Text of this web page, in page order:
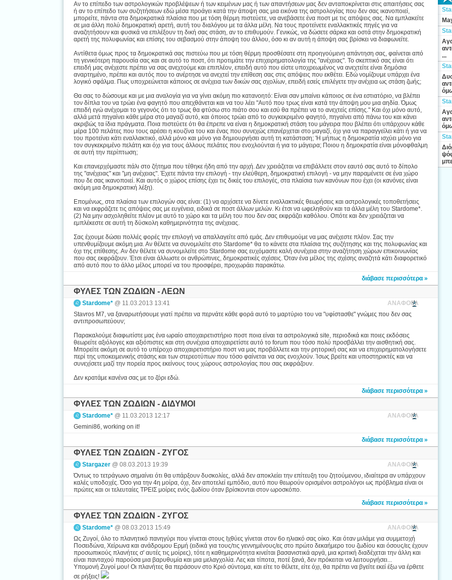
Αν το επίπεδο των αστρολογικών προβλέψεων ή των κειμένων μας ή των απαντήσεων μας δεν ανταποκρίνεται στις απαιτήσεις σας
ή αν το επίπεδο των συζητήσεων εδώ μέσα προάγει κατά την άποψη σας μια εικόνα της αστρολογίας που δεν σας ικανοποιεί,
μπορείτε, πάντα στα δημοκρατικά πλαίσια που με τόση θέρμη πιστεύετε, να ανεβάσετε ένα ποστ με τις απόψεις σας. Να εμπλακείτε
σε μια άλλη πολύ δημοκρατική αρετή, αυτή του διαλόγου με τα άλλα μέλη. Να τους προτείνετε εναλλακτικές πηγές για να
αναζητήσουν και φυσικά να επιλέξουν τη δική σας στάση, αν το επιθυμούν. Γενικώς, να δώσετε σάρκα και οστά στην δημοκρατική
αρετή της πολυφωνίας και επίσης του σεβασμού στην άποψη του άλλου, όσο κι αν αυτή η άποψη σας βρίσκει να διαφωνείτε.
Αντίθετα όμως προς τα δημοκρατικά σας πιστεύω που με τόση θέρμη προσθέσατε στη προηγούμενη απάντηση σας, φαίνεται από
τη γενικότερη παρουσία σας και σε αυτό το ποστ, ότι προτιμάτε την επιχειρηματολογία της "ανέχειας". Το σκεπτικό σας είναι ότι
επειδή μας ανέχεστε πρέπει να σας ανεχτούμε και επιπλέον, επειδή αυτό που είστε υποχρεωμένος να ανεχτείτε είναι δημόσια
αναρτημένο, πρέπει και αυτός που το ανέρτησε να ανεχτεί την επίθεση σας στις απόψεις που εκθέτει. Εδώ νομίζουμε υπάρχει ένα
λογικό σφάλμα. Πως υποχρεώνεται κάποιος σε ανέχεια των δικών σας σχολίων, επειδή εσείς επιλέγετε την ανέχεια ως στάση ζωής;
Θα σας το δώσουμε και με μια αναλογία για να γίνει ακόμη πιο κατανοητό: Είναι σαν μπαίνει κάποιος σε ένα εστιατόριο, να βλέπει
τον δίπλα του να τρώει ένα φαγητό που απεχθάνεται και να του λέει "Αυτό που τρως είναι κατά την άποψη μου μια αηδία. Όμως
επειδή εγώ ανέχομαι το γεγονός ότι το τρως θα φτύσω στο πιάτο σου και εσύ θα πρέπει να το ανεχτείς επίσης." Και όχι μόνο αυτό,
αλλά μετά πηγαίνει κάθε μέρα στο μαγαζί αυτό, και όποιος τρώει από το συγκεκριμένο φαγητό, πηγαίνει από πάνω του και κάνει
ακριβώς τα ίδια πράγματα. Ποια πιστεύετε ότι θα έπρεπε να είναι η δημοκρατική στάση του μάγειρα που βλέπει ότι υπάρχουν κάθε
μέρα 100 πελάτες που τους αρέσει η κουζίνα του και ένας που συνεχώς επανέρχεται στο μαγαζί, όχι για να παραγγείλει κάτι ή για να
του προτείνει κάτι εναλλακτικό, αλλά μόνο και μόνο για δημιουργήσει αυτή τη κατάσταση; 'Η μήπως η δημοκρατία ισχύει μόνο για
τον συγκεκριμένο πελάτη και όχι για τους άλλους πελάτες που ενοχλούνται ή για το μάγειρα; Ποιου η δημοκρατία είναι μόνοφθαλμη
σε αυτή την περίπτωση;
Και επανερχόμαστε πάλι στο ζήτημα που τέθηκε ήδη από την αρχή. Δεν χρειάζεται να επιβάλλετε στον εαυτό σας αυτό το δίπολο
της "ανέχειας" και "μη ανέχειας". Έχετε πάντα την επιλογή - την ελεύθερη, δημοκρατική επιλογή - να μην παραμένετε σε ένα χώρο
που δε σας ικανοποιεί. Και αυτός ο χώρος επίσης έχει τις δικές του επιλογές, στα πλαίσια των κανόνων που έχει (οι κανόνες είναι
ακόμη μια δημοκρατική λέξη).
Επομένως, στα πλαίσια των επιλογών σας είναι: (1) να αρχίσετε να δίνετε εναλλακτικές θεωρήσεις και αστρολογικές τοποθετήσεις
και να εκφράζετε τις απόψεις σας με ευγένεια, ειδικά σε ποστ άλλων μελών. Κι έτσι να ωφεληθούν και τα άλλα μέλη του Stardome*.
(2) Να μην ασχοληθείτε πλέον με αυτό το χώρο και τα μέλη του που δεν σας εκφράζει καθόλου. Οπότε και δεν χρειάζεται να
εμπλέκεστε σε αυτή τη δύσκολη καθημερινότητα της ανέχειας.
Σας έχουμε δώσει πολλές φορές την επιλογή να απαλλαγείτε από εμάς. Δεν επιθυμούμε να μας ανέχεστε πλέον. Σας την
υπενθυμίζουμε ακόμη μια. Αν θέλετε να συνομιλείτε στο Stardome* θα το κάνετε στα πλαίσια της συζήτησης και της πολυφωνίας και
όχι της επίθεσης. Αν δεν θέλετε να συνομιλείτε στο Stardome σας ευχόμαστε καλή συνέχεια στην αναζήτηση χώρων επικοινωνίας
που σας εκφράζουν. Έτσι είναι άλλωστε οι ανθρώπινες, δημοκρατικές σχέσεις. Όταν ένα μέλος της σχέσης αναζητά κάτι διαφορετικό
από αυτό που το άλλο μέλος μπορεί να του προσφέρει, προχωράει παρακάτω.
διάβασε περισσότερα »
ΦΥΛΕΣ ΤΩΝ ΖΩΔΙΩΝ - ΛΕΩΝ
ΑΝΑΦΟΡΑ
Stardome* @ 11.03.2013 13:41
Stavros M7, να ξαναρωτήσουμε γιατί πρέπει να περνάτε κάθε φορά αυτό το μαρτύριο του να "υφίστασθε" γνώμες που δεν σας
αντιπροσωπεύουν;
Παρακαλούμε διαφωτίστε μας ένα ωραίο αποχαιρετιστήριο ποστ ποια είναι τα αστρολογικά site, περιοδικά και ποιες εκδόσεις
θεωρείτε αξιόλογες και αξιόπιστες και στη συνέχεια αποχαιρετίστε αυτό το forum που τόσο πολύ προσβάλλει την αισθητική σας.
Μπορείτε ακόμη σε αυτό το υπέροχο αποχαιρετιστήριο ποστ να μας προβάλλετε και την ρητορική σας και να επιχειρηματολογήσετε
περί της υποκειμενικής στάσης και των στερεοτύπων που τόσο φαίνεται να σας ενοχλούν. Ίσως βρείτε και υποστηρικτές και να
συνεχίσετε μαζί την πορεία προς εκείνους τους χώρους αστρολογίας που σας εκφράζουν.
Δεν κρατάμε κανένα σας με το ζόρι εδώ.
διάβασε περισσότερα »
ΦΥΛΕΣ ΤΩΝ ΖΩΔΙΩΝ - ΔΙΔΥΜΟΙ
ΑΝΑΦΟΡΑ
Stardome* @ 11.03.2013 12:17
Gemini86, working on it!
διάβασε περισσότερα »
ΦΥΛΕΣ ΤΩΝ ΖΩΔΙΩΝ - ΖΥΓΟΣ
ΑΝΑΦΟΡΑ
Stargazer @ 08.03.2013 19:39
Όντως το τετράγωνο σημαίνει ότι θα υπάρξουν δυσκολίες, αλλά δεν αποκλείει την επίτευξη του ζητούμενου, ιδιαίτερα αν υπάρχουν
καλές υποδοχές. Όσο για την 4η μοίρα, όχι, δεν αποτελεί εμπόδιο, αυτό που θεωρούν ορισμένοι αστρολόγοι ως πρόβλημα είναι οι
πρώτες και οι τελευταίες ΤΡΕΙΣ μοίρες ενός ζωδίου όταν βρίσκονται στον ωροσκόπο.
διάβασε περισσότερα »
ΦΥΛΕΣ ΤΩΝ ΖΩΔΙΩΝ - ΖΥΓΟΣ
ΑΝΑΦΟΡΑ
Stardome* @ 08.03.2013 15:49
Ως Ζυγοί, όλο το πλανητικό πανηγύρι που γίνεται στους Ιχθύες γίνεται στον 6ο ηλιακό σας οίκο. Και όταν μιλάμε για συμμετοχή
Ποσειδώνα, Χείρωνα και ανάδρομου Ερμή (ειδικά για τους/τις γεννημένους/ες στο πρώτο δεκαήμερο του ζωδίου και όσους/ες έχουν
προσωπικούς πλανήτες σ' αυτές τις μοίρες), τότε η καθημερινότητα κινείται βασανιστικά αργά, μια κριτική διαδέχεται την άλλη και
είναι πανταχού παρούσα μια βαρυθυμία και μια μελαγχολία. Λες και τίποτα, ποτέ ξανά, δεν πρόκειται να λειτουργήσει...
Υπομονή Ζυγοί μου! Οι πλανήτες θα περάσουν στο Κριό σύντομα, και είτε το θέλετε, είτε όχι, θα πρέπει να βγείτε εκεί έξω να έρθετε
σε ρήξεις!
...